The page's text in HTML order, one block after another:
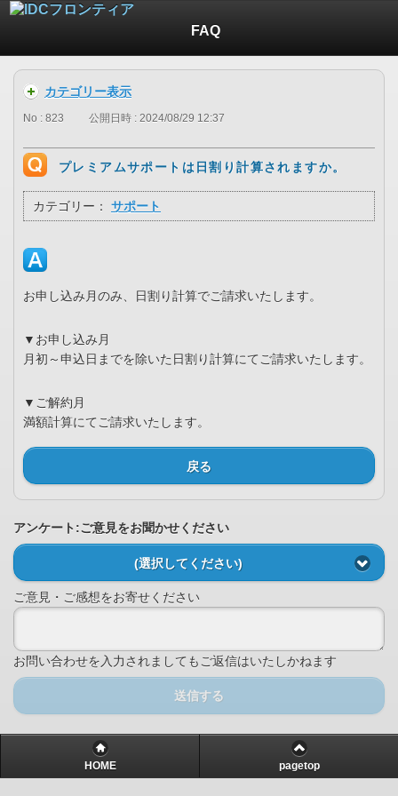
FAQ
カテゴリー表示
No : 823 公開日時 : 2024/08/29 12:37
プレミアムサポートは日割り計算されますか。
カテゴリー： サポート
お申し込み月のみ、日割り計算でご請求いたします。
▼お申し込み月
月初～申込日までを除いた日割り計算にてご請求いたします。
▼ご解約月
満額計算にてご請求いたします。
戻る
アンケート:ご意見をお聞かせください
(選択してください)
ご意見・ご感想をお寄せください
お問い合わせを入力されましてもご返信はいたしかねます
送信する
HOME pagetop